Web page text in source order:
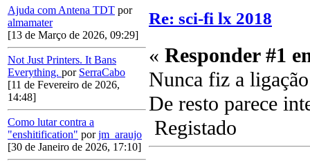
Ajuda com Antena TDT por
almamater
[13 de Março de 2026, 09:29]
Not Just Printers. It Bans
Everything. por SerraCabo
[11 de Fevereiro de 2026,
14:48]
Como lutar contra a
"enshitification" porjm_araujo
[30 de Janeiro de 2026, 17:10]
Re: sci-fi lx 2018
« Responder #1
Nunca fiz a
De resto parece
Registado